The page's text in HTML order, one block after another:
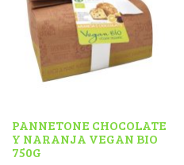
PANNETONE CHOCOLATE
Y NARANJA VEGAN BIO
750G